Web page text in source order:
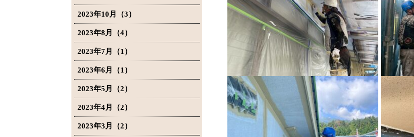
2023年10月（3）
2023年8月（4）
2023年7月（1）
2023年6月（1）
2023年5月（2）
2023年4月（2）
2023年3月（2）